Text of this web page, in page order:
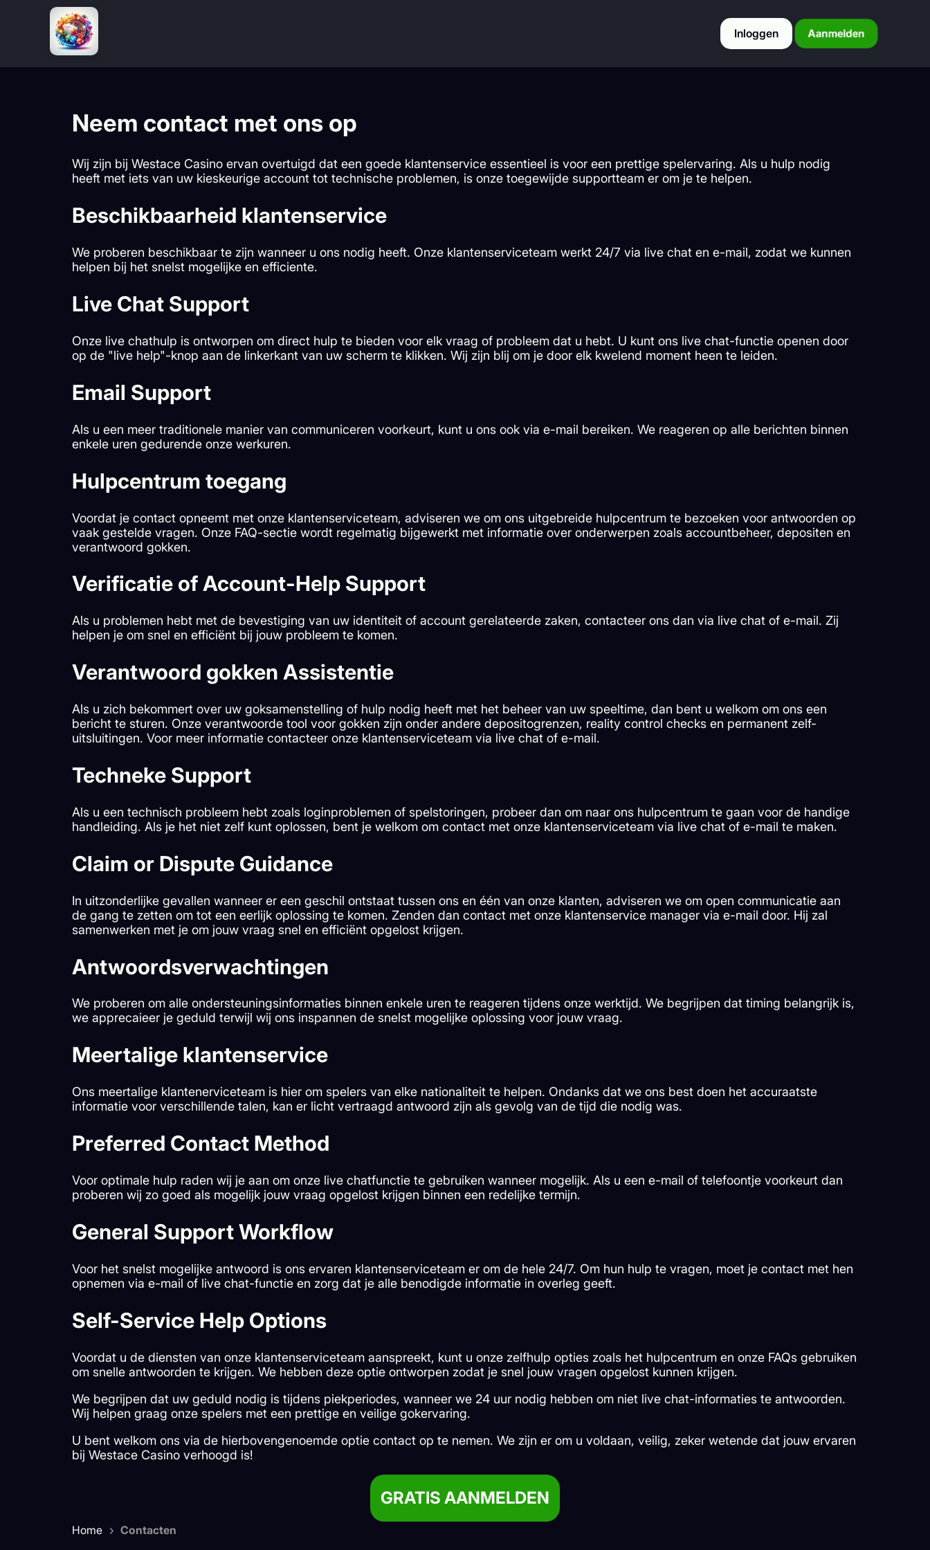
Inloggen Aanmelden
Neem contact met ons op
Wij zijn bij Westace Casino ervan overtuigd dat een goede klantenservice essentieel is voor een prettige spelervaring. Als u hulp nodig
heeft met iets van uw kieskeurige account tot technische problemen, is onze toegewijde supportteam er om je te helpen.
Beschikbaarheid klantenservice
We proberen beschikbaar te zijn wanneer u ons nodig heeft. Onze klantenserviceteam werkt 24/7 via live chat en e-mail, zodat we kunnen
helpen bij het snelst mogelijke en efficiente.
Live Chat Support
Onze live chathulp is ontworpen om direct hulp te bieden voor elk vraag of probleem dat u hebt. U kunt ons live chat-functie openen door
op de "live help"-knop aan de linkerkant van uw scherm te klikken. Wij zijn blij om je door elk kwelend moment heen te leiden.
Email Support
Als u een meer traditionele manier van communiceren voorkeurt, kunt u ons ook via e-mail bereiken. We reageren op alle berichten binnen
enkele uren gedurende onze werkuren.
Hulpcentrum toegang
Voordat je contact opneemt met onze klantenserviceteam, adviseren we om ons uitgebreide hulpcentrum te bezoeken voor antwoorden op
vaak gestelde vragen. Onze FAQ-sectie wordt regelmatig bijgewerkt met informatie over onderwerpen zoals accountbeheer, depositen en
verantwoord gokken.
Verificatie of Account-Help Support
Als u problemen hebt met de bevestiging van uw identiteit of account gerelateerde zaken, contacteer ons dan via live chat of e-mail. Zij
helpen je om snel en efficiënt bij jouw probleem te komen.
Verantwoord gokken Assistentie
Als u zich bekommert over uw goksamenstelling of hulp nodig heeft met het beheer van uw speeltime, dan bent u welkom om ons een
bericht te sturen. Onze verantwoorde tool voor gokken zijn onder andere depositogrenzen, reality control checks en permanent zelf-
uitsluitingen. Voor meer informatie contacteer onze klantenserviceteam via live chat of e-mail.
Techneke Support
Als u een technisch probleem hebt zoals loginproblemen of spelstoringen, probeer dan om naar ons hulpcentrum te gaan voor de handige
handleiding. Als je het niet zelf kunt oplossen, bent je welkom om contact met onze klantenserviceteam via live chat of e-mail te maken.
Claim or Dispute Guidance
In uitzonderlijke gevallen wanneer er een geschil ontstaat tussen ons en één van onze klanten, adviseren we om open communicatie aan
de gang te zetten om tot een eerlijk oplossing te komen. Zenden dan contact met onze klantenservice manager via e-mail door. Hij zal
samenwerken met je om jouw vraag snel en efficiënt opgelost krijgen.
Antwoordsverwachtingen
We proberen om alle ondersteuningsinformaties binnen enkele uren te reageren tijdens onze werktijd. We begrijpen dat timing belangrijk is,
we apprecaieer je geduld terwijl wij ons inspannen de snelst mogelijke oplossing voor jouw vraag.
Meertalige klantenservice
Ons meertalige klantenerviceteam is hier om spelers van elke nationaliteit te helpen. Ondanks dat we ons best doen het accuraatste
informatie voor verschillende talen, kan er licht vertraagd antwoord zijn als gevolg van de tijd die nodig was.
Preferred Contact Method
Voor optimale hulp raden wij je aan om onze live chatfunctie te gebruiken wanneer mogelijk. Als u een e-mail of telefoontje voorkeurt dan
proberen wij zo goed als mogelijk jouw vraag opgelost krijgen binnen een redelijke termijn.
General Support Workflow
Voor het snelst mogelijke antwoord is ons ervaren klantenserviceteam er om de hele 24/7. Om hun hulp te vragen, moet je contact met hen
opnemen via e-mail of live chat-functie en zorg dat je alle benodigde informatie in overleg geeft.
Self-Service Help Options
Voordat u de diensten van onze klantenserviceteam aanspreekt, kunt u onze zelfhulp opties zoals het hulpcentrum en onze FAQs gebruiken
om snelle antwoorden te krijgen. We hebben deze optie ontworpen zodat je snel jouw vragen opgelost kunnen krijgen.
We begrijpen dat uw geduld nodig is tijdens piekperiodes, wanneer we 24 uur nodig hebben om niet live chat-informaties te antwoorden.
Wij helpen graag onze spelers met een prettige en veilige gokervaring.
U bent welkom ons via de hierbovengenoemde optie contact op te nemen. We zijn er om u voldaan, veilig, zeker wetende dat jouw ervaren
bij Westace Casino verhoogd is!
GRATIS AANMELDEN
Home › Contacten